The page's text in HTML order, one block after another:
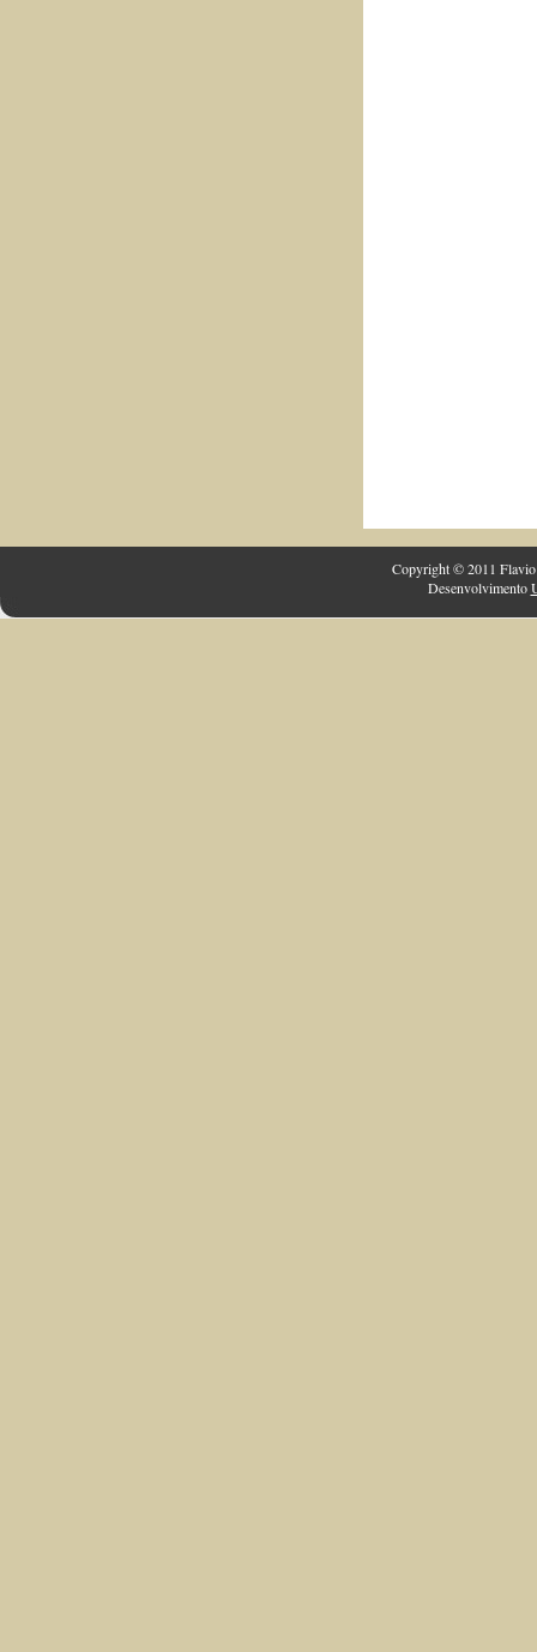
Copyright © 2011 Flavio
Desenvolvimento